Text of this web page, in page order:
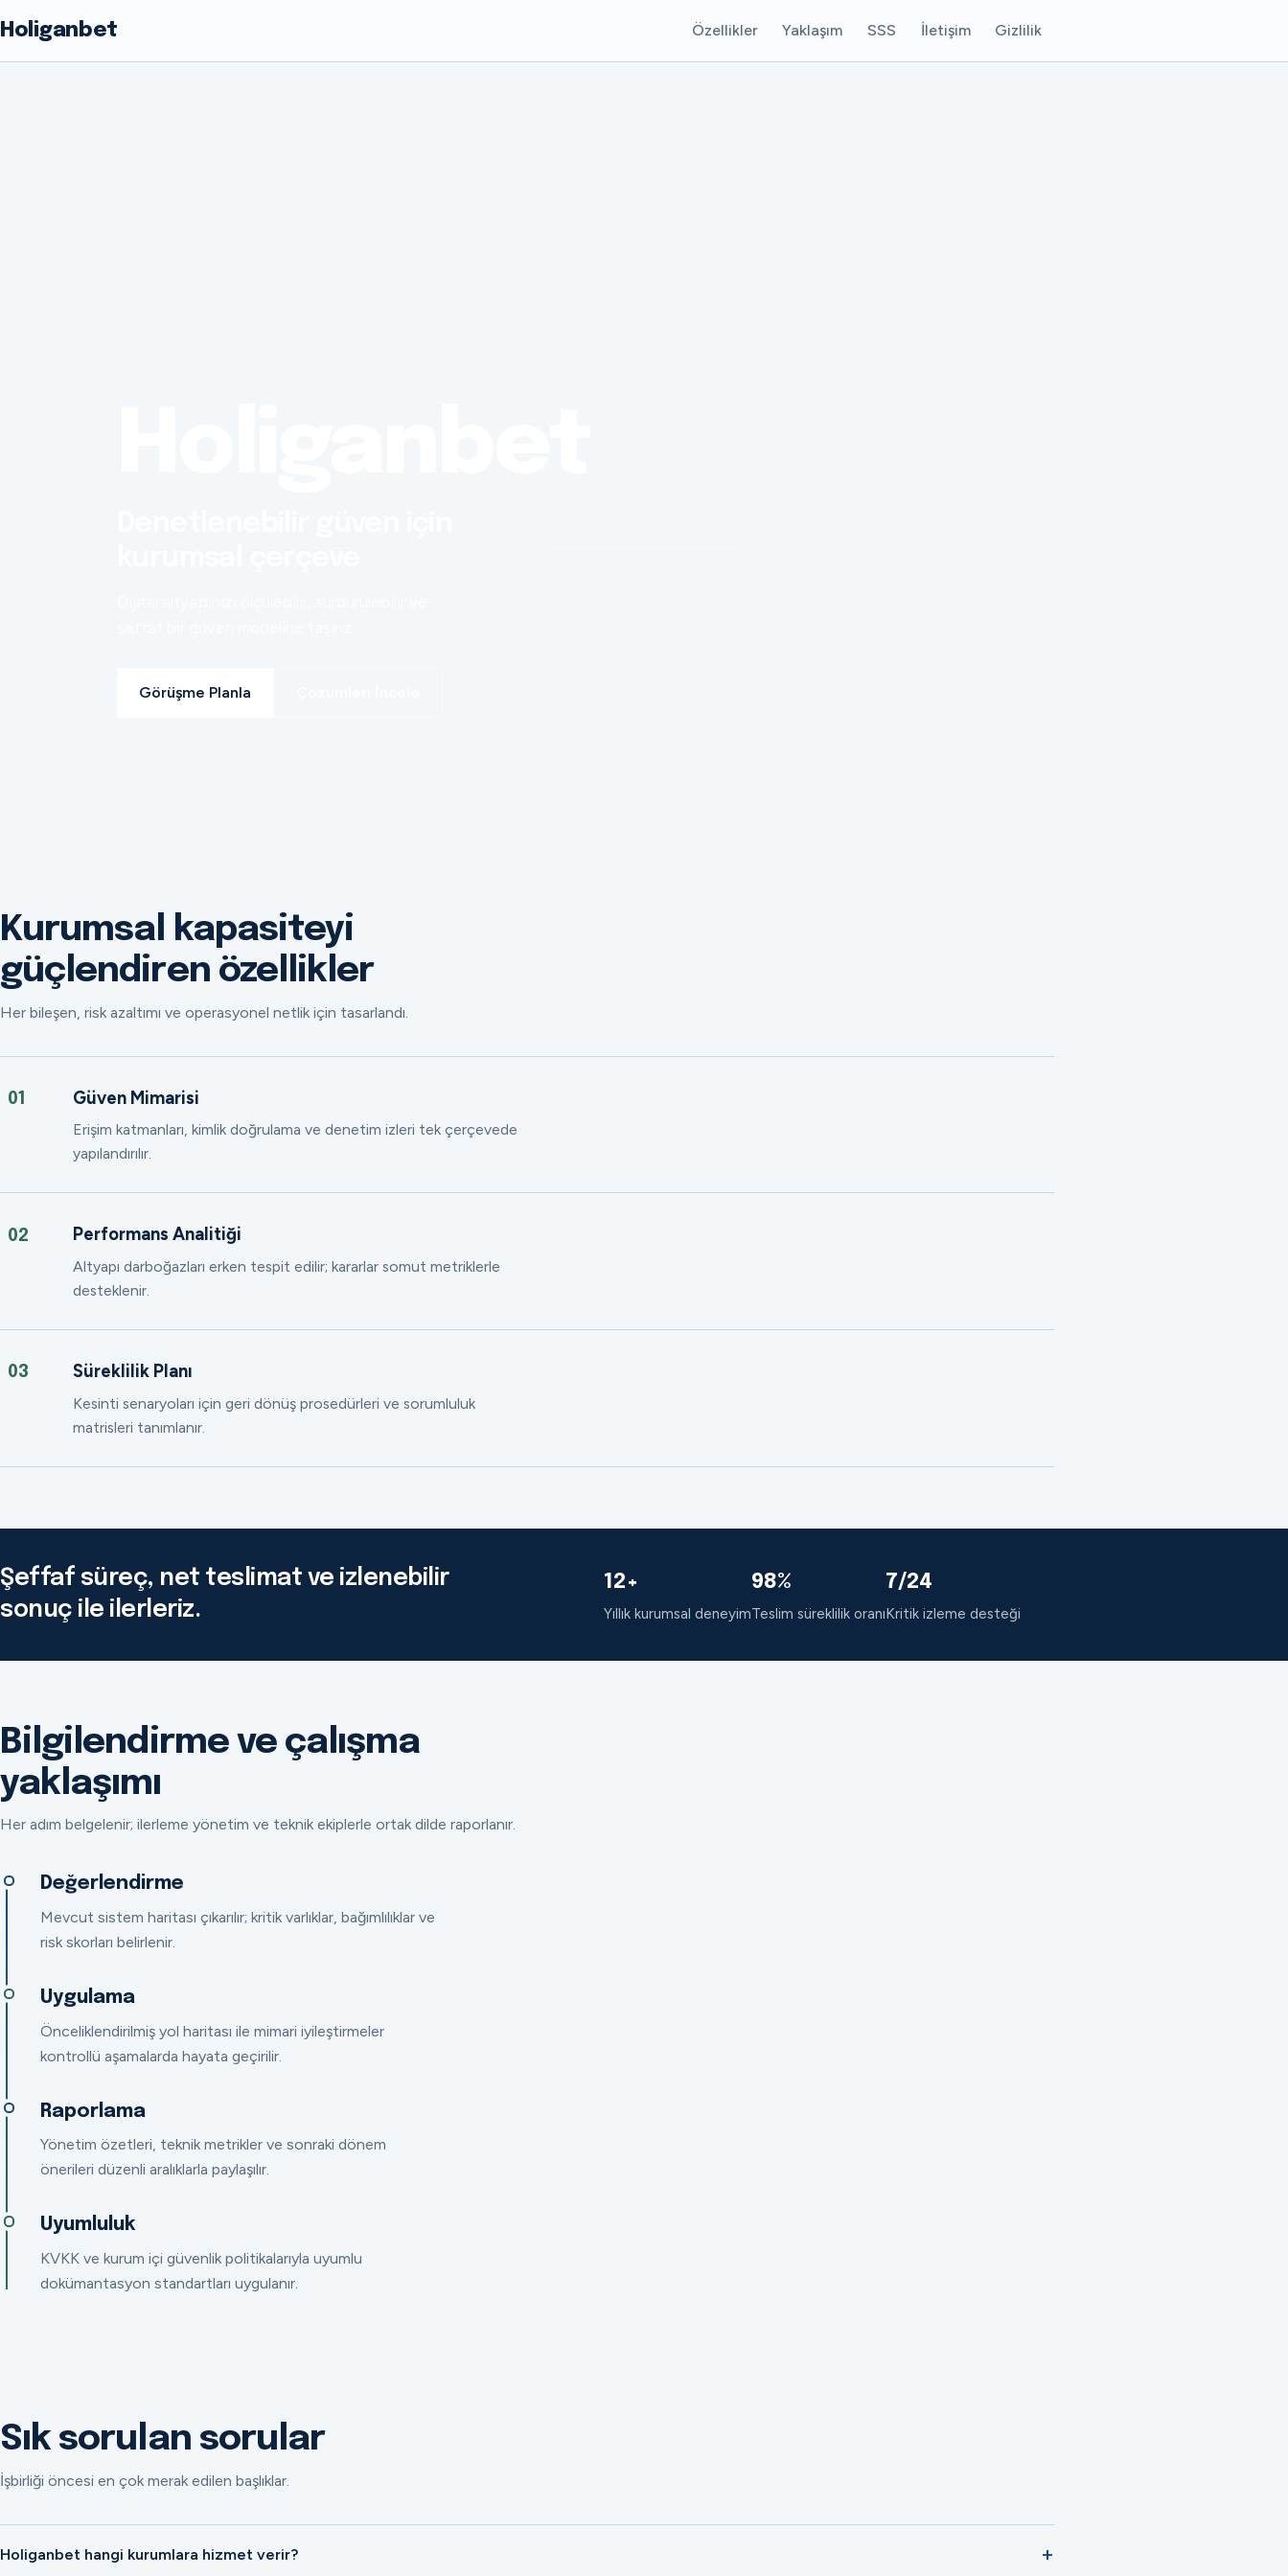
Holiganbet Özellikler Yaklaşım SSS İletişim Gizlilik
Görüşme Planla
Kurumsal kapasiteyi
güçlendiren özellikler
Her bileşen, risk azaltımı ve operasyonel netlik için tasarlandı.
01 Güven Mimarisi
Erişim katmanları, kimlik doğrulama ve denetim izleri tek çerçevede
yapılandırılır.
02 Performans Analitiği
Altyapı darboğazları erken tespit edilir; kararlar somut metriklerle
desteklenir.
03 Süreklilik Planı
Kesinti senaryoları için geri dönüş prosedürleri ve sorumluluk
matrisleri tanımlanır.
Şeffaf süreç, net teslimat ve izlenebilir
sonuç ile ilerleriz.
12+
Yıllık kurumsal deneyim
98%
Teslim süreklilik oranı
7/24
Kritik izleme desteği
Bilgilendirme ve çalışma
yaklaşımı
Her adım belgelenir; ilerleme yönetim ve teknik ekiplerle ortak dilde raporlanır.
Değerlendirme
Mevcut sistem haritası çıkarılır; kritik varlıklar, bağımlılıklar ve
risk skorları belirlenir.
Uygulama
Önceliklendirilmiş yol haritası ile mimari iyileştirmeler
kontrollü aşamalarda hayata geçirilir.
Raporlama
Yönetim özetleri, teknik metrikler ve sonraki dönem
önerileri düzenli aralıklarla paylaşılır.
Uyumluluk
KVKK ve kurum içi güvenlik politikalarıyla uyumlu
dokümantasyon standartları uygulanır.
Sık sorulan sorular
İşbirliği öncesi en çok merak edilen başlıklar.
Holiganbet hangi kurumlara hizmet verir?